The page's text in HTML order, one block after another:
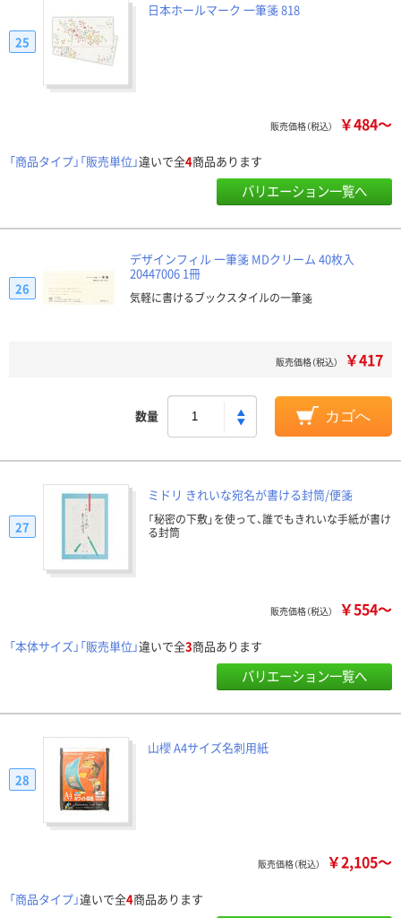
日本ホールマーク 一筆箋 818
25
販売価格（税込） ￥484～
「商品タイプ」「販売単位」違いで全4商品あります
バリエーション一覧へ
デザインフィル 一筆箋 MDクリーム 40枚入
20447006 1冊
気軽に書けるブックスタイルの一筆箋
26
販売価格（税込） ￥417
数量 カゴへ
ミドリ きれいな宛名が書ける封筒/便箋
「秘密の下敷」を使って、誰でもきれいな手紙が書け
る封筒
27
販売価格（税込） ￥554～
「本体サイズ」「販売単位」違いで全3商品あります
バリエーション一覧へ
山櫻 A4サイズ名刺用紙
28
販売価格（税込） ￥2,105～
「商品タイプ」違いで全4商品あります